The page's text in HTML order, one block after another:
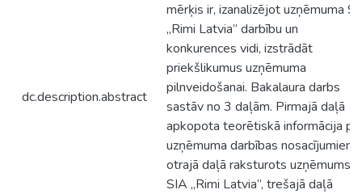
dc.description.abstract
mērķis ir, izanalizējot uzņēmuma
„Rimi Latvia” darbību un
konkurences vidi, izstrādāt
priekšlikumus uzņēmuma
pilnveidošanai. Bakalaura darbs
sastāv no 3 daļām. Pirmajā daļā
apkopota teorētiskā informācija
uzņēmuma darbības nosacījumiem,
otrajā daļā raksturots uzņēmums
SIA „Rimi Latvia”, trešajā daļā